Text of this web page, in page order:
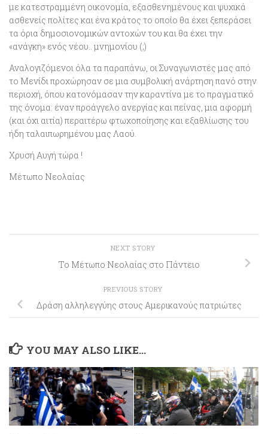
με κατεστραμμένη οικονομία, εξασθενημένους και ψυχικά
ασθενείς πολίτες και ένα κράτος το οποίο θα έχει ξεπεράσει
τα όρια δημοσιονομικών αντοχών του και θα έχει την
«ανάγκη» ενός νέου.. μνημονίου (;)
Αναλογιζόμενοι όλα τα παραπάνω, οι Συναγωνιστές μας από
το Μενίδι προχώρησαν σε μια συμβολική ανάρτηση πανό στην
περιοχή, όπου κατονόμασαν την καραντίνα με το πραγματικό
της όνομα: έναν προάγγελο ανεργίας και πείνας, μια αφορμή
(και όχι αιτία) περαιτέρω φτωχοποίησης και εξαθλίωσης του
ήδη ταλαιπωρημένου μας Λαού.
Χρυσή Αυγή τώρα !
Μέτωπο Νεολαίας
NEXT STORY
Το Μέτωπο Νεολαίας στο Πάντειο
PREVIOUS STORY
Δράση αλληλεγγύης στους Αμερικανούς πατριώτες
YOU MAY ALSO LIKE...